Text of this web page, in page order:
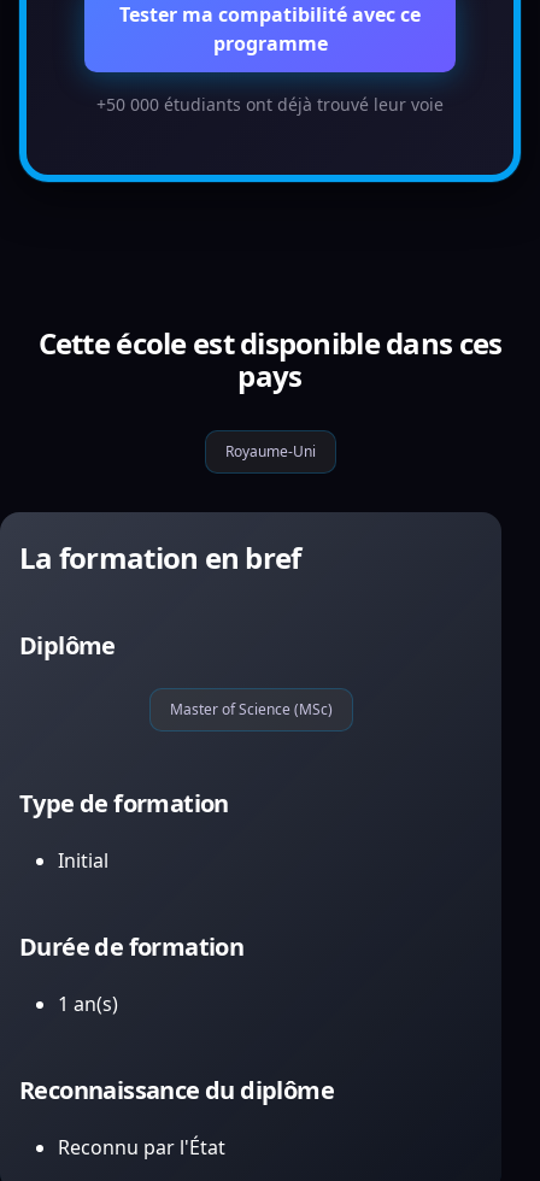
Tester ma compatibilité avec ce
programme
+50 000 étudiants ont déjà trouvé leur voie
Cette école est disponible dans ces
pays
Royaume-Uni
La formation en bref
Diplôme
Master of Science (MSc)
Type de formation
Initial
Durée de formation
1 an(s)
Reconnaissance du diplôme
Reconnu par l'État